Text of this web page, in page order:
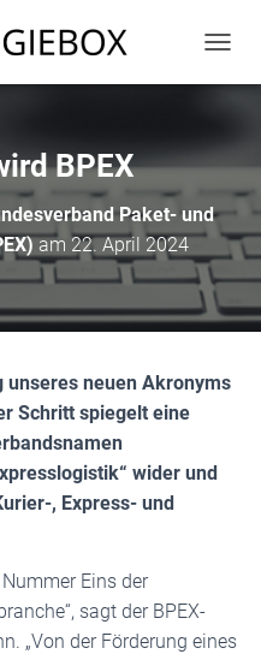
A
I
O
M
S
H
BPEX
Paket- und
am 22. April 2024
unseres neuen Akronyms
Schritt spiegelt eine
wider und
, Express- und
Eins der
sagt der BPEX-
„Von der Förderung eines